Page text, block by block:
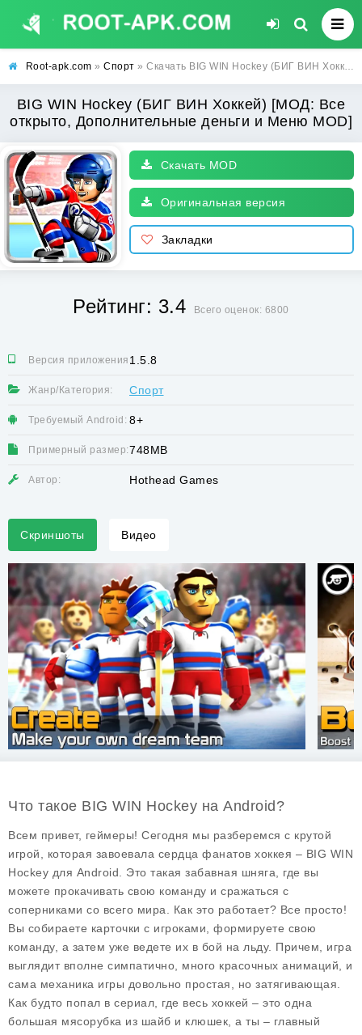
Root-apk.com » Спорт » Скачать BIG WIN Hockey (БИГ ВИН Хоккей) [МОД: Все открыто, Дополнительные деньги и Меню MOD] | Взлом BIG WIN Hockey на Андроид
BIG WIN Hockey (БИГ ВИН Хоккей) [МОД: Все
открыто, Дополнительные деньги и Меню MOD]
Скачать MOD
Оригинальная версия
Закладки
Рейтинг: 3.4 Всего оценок: 6800
Версия приложения:1.5.8
Жанр/Категория: Спорт
Требуемый Android: 8+
Примерный размер:748MB
Автор: Hothead Games
Скриншоты Видео
Что такое BIG WIN Hockey на Android?
Всем привет, геймеры! Сегодня мы разберемся с крутой
игрой, которая завоевала сердца фанатов хоккея – BIG WIN
Hockey для Android. Это такая забавная шняга, где вы
можете прокачивать свою команду и сражаться с
соперниками со всего мира. Как это работает? Все просто!
Вы собираете карточки с игроками, формируете свою
команду, а затем уже ведете их в бой на льду. Причем, игра
выглядит вполне симпатично, много красочных анимаций, и
сама механика игры довольно простая, но затягивающая.
Как будто попал в сериал, где весь хоккей – это одна
большая мясорубка из шайб и клюшек, а ты – главный